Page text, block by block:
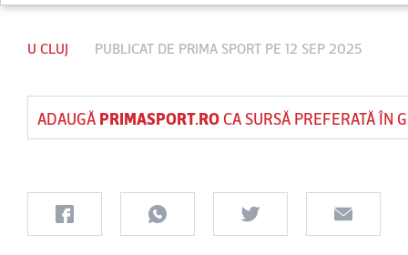
U CLUJ PUBLICAT DE PRIMA SPORT PE 12 SEP 2025
ADAUGĂ PRIMASPORT.ROCA SURSĂ PREFERATĂ ÎN